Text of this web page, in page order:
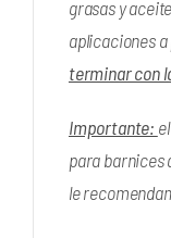
grasas y
aplicaciones
terminar con
Importante:
para barnices
le